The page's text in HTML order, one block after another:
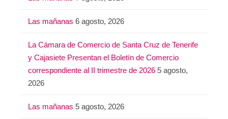
Las mañanas 6 agosto, 2026
La Cámara de Comercio de Santa Cruz de Tenerife
y Cajasiete Presentan el Boletín de Comercio
correspondiente al II trimestre de 2026 5 agosto,
2026
Las mañanas 5 agosto, 2026